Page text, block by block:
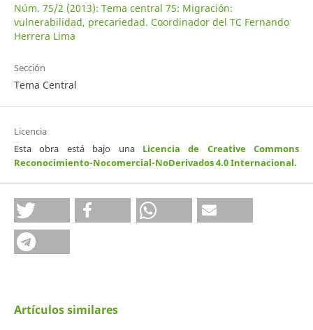
Núm. 75/2 (2013): Tema central 75: Migración:
vulnerabilidad, precariedad. Coordinador del TC Fernando
Herrera Lima
Sección
Tema Central
Licencia
Esta obra está bajo una Licencia de Creative Commons
Reconocimiento-Nocomercial-NoDerivados 4.0 Internacional.
Artículos similares